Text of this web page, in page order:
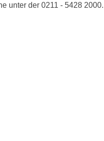
unter der 0211 - 5428 2000.